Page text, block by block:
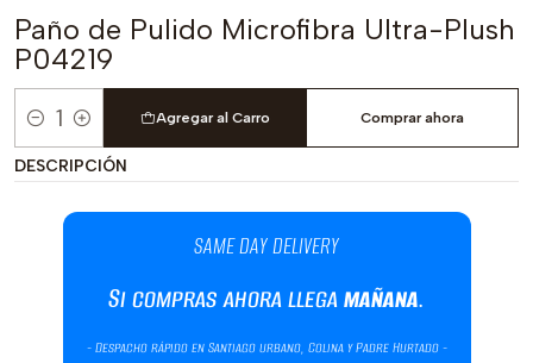
Paño de Pulido Microfibra Ultra-Plush
P04219
Cantidad
Agregar al Carro Comprar ahora
DESCRIPCIÓN